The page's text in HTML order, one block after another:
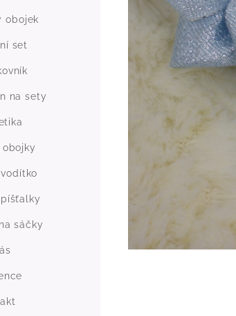
obojek
set
na sety
obojky
sáčky